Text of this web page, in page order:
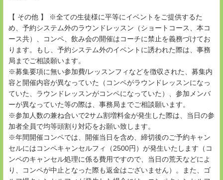
【 その他 】 ※全ての生徒様に平等にイベントをご提供するた
め、予約システム外のラウンドレッスン（ショートコース、本コ
ース共）、コンペ、飲み会の開催はコーチに禁止を義務づけてお
ります。もし、予約システム外のイベントに誘われた際は、事務
局までご相談願います。
※募集要項に無い参加費/レッスンフィなどを徴収された、募集内
容と開催内容が異なっていた（コンペがラウンドレッスンになっ
ていた、ラウンドレッスンがコンペになっていた）、参加メンバ
ーが異なっていた等の際は、事務局までご相談願います。
※参加人数の兼ね合いで2サム割増料金が発生した際は、当日の参
加者全員で均等頭割り対応をお願い致します。
※年間開催コンペでは、開催当日を含め、締切後のご予約キャン
セルにはコンペキャンセルフィ（2500円）が発生いたします（コ
ンペのキャンセル処理に係る費用ですので、当日の荒天などによ
り、コンペが中止となった際も返金はございません）。また、ゴ